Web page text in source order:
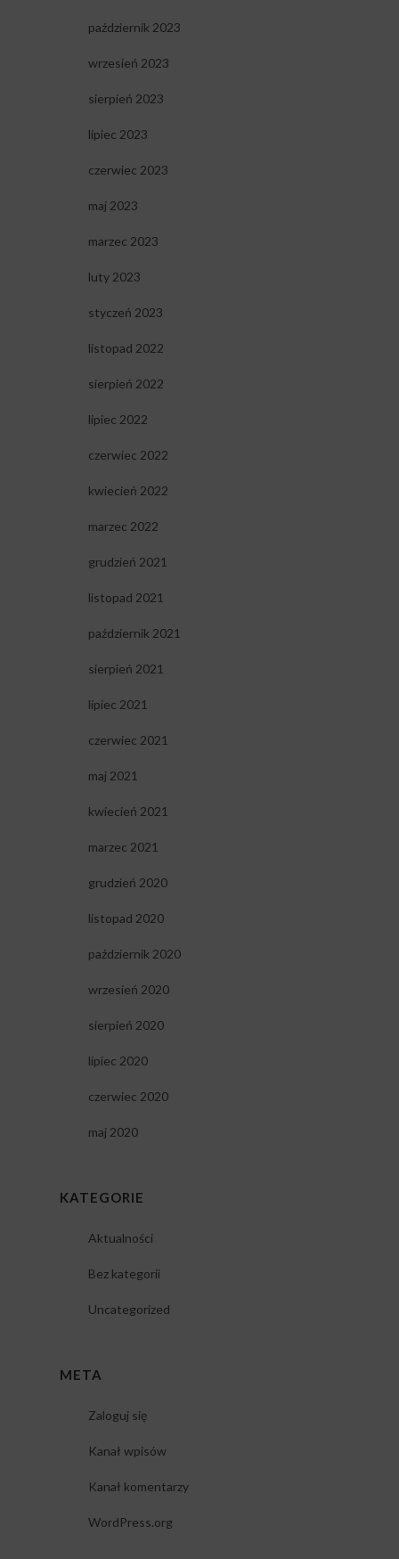
październik 2023
wrzesień 2023
sierpień 2023
lipiec 2023
czerwiec 2023
maj 2023
marzec 2023
luty 2023
styczeń 2023
listopad 2022
sierpień 2022
lipiec 2022
czerwiec 2022
kwiecień 2022
marzec 2022
grudzień 2021
listopad 2021
październik 2021
sierpień 2021
lipiec 2021
czerwiec 2021
maj 2021
kwiecień 2021
marzec 2021
grudzień 2020
listopad 2020
październik 2020
wrzesień 2020
sierpień 2020
lipiec 2020
czerwiec 2020
maj 2020
KATEGORIE
Aktualności
Bez kategorii
Uncategorized
META
Zaloguj się
Kanał wpisów
Kanał komentarzy
WordPress.org